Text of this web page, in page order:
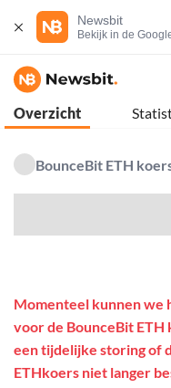
Newsbit
Bekijk in de
Overzicht
BounceBit ETH
Momenteel kunnen we
voor de BounceBit
een tijdelijke storing of
ETHkoers niet langer